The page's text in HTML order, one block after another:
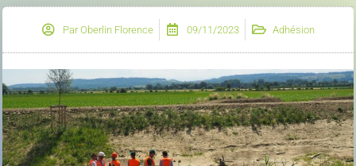
ParOberlin Florence 09/11/2023 Adhésion